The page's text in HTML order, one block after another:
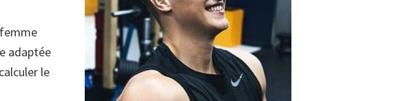
adaptée
le